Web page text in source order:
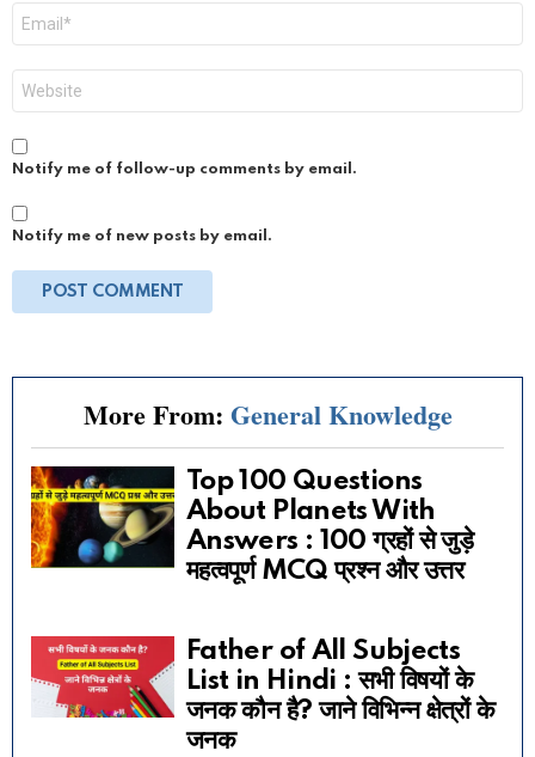
Notify me of follow-up comments by email.
Notify me of new posts by email.
More From: General Knowledge
Top 100 Questions
About Planets With
Answers : 100 ग्रहों से जुड़े
महत्वपूर्ण MCQ प्रश्न और उत्तर
Father of All Subjects
List in Hindi : सभी विषयों के
जनक कौन है? जाने विभिन्न क्षेत्रों के
जनक